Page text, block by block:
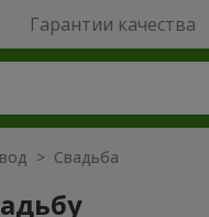
Гарантии качества
> Свадьба